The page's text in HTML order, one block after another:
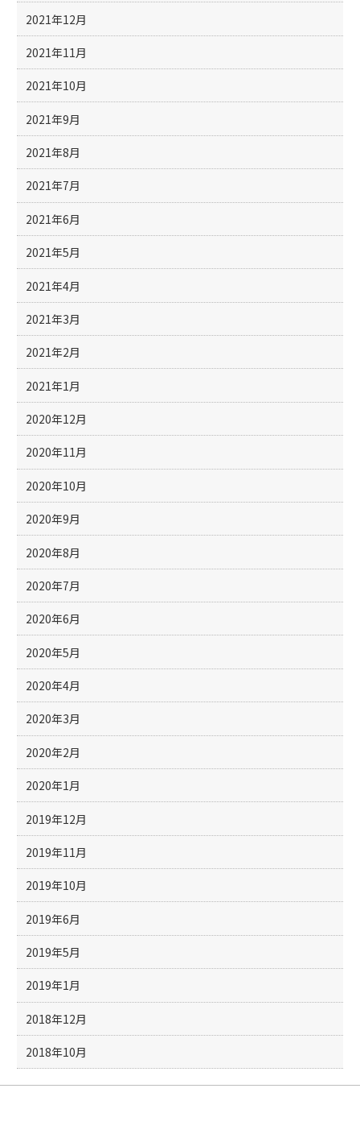
2021年12月
2021年11月
2021年10月
2021年9月
2021年8月
2021年7月
2021年6月
2021年5月
2021年4月
2021年3月
2021年2月
2021年1月
2020年12月
2020年11月
2020年10月
2020年9月
2020年8月
2020年7月
2020年6月
2020年5月
2020年4月
2020年3月
2020年2月
2020年1月
2019年12月
2019年11月
2019年10月
2019年6月
2019年5月
2019年1月
2018年12月
2018年10月